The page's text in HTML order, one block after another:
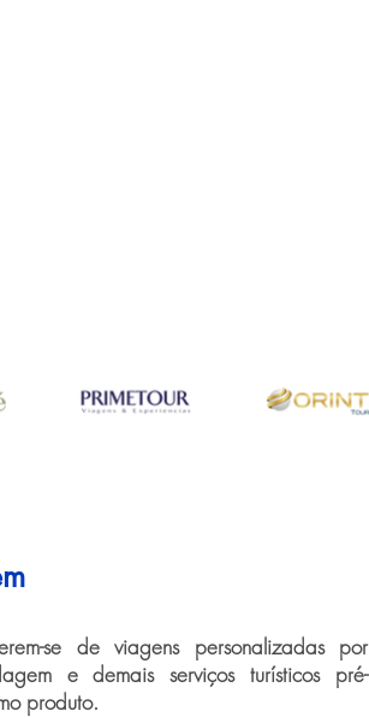
se de viagens personalizadas por
e demais serviços turísticos pré-
produto.